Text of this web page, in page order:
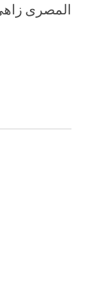
المصرى